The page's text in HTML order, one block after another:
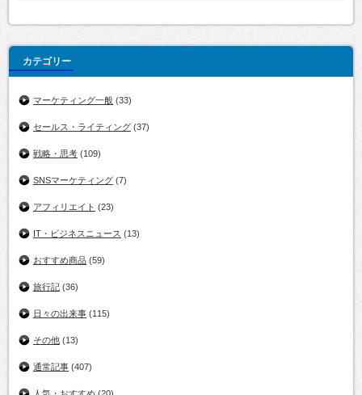
カテゴリー
マーケティング一般 (33)
セールス・ライティング (37)
戦略・思考 (109)
SNSマーケティング (7)
アフィリエイト (23)
IT・ビジネスニュース (13)
おすすめ商品 (59)
旅行記 (36)
日々の出来事 (115)
その他 (13)
通常記事 (407)